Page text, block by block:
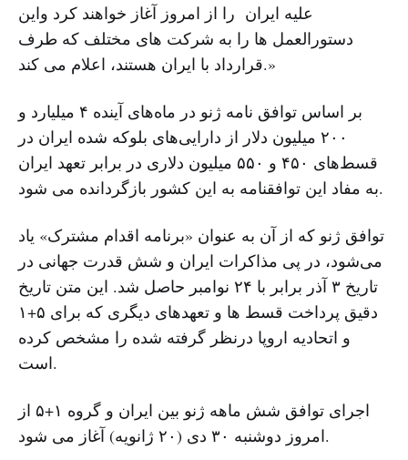
علیه ایران را از امروز آغاز خواهند کرد واین
دستورالعمل ها را به شرکت های مختلف که طرف
قرارداد با ایران هستند، اعلام می کند.»
بر اساس توافق نامه ژنو در ماه‌های آینده ۴ میلیارد و
۲۰۰ میلیون دلار از دارایی‌های بلوکه شده ایران در
قسط‌های ۴۵۰ و ۵۵۰ میلیون دلاری در برابر تعهد ایران
به مفاد این توافقنامه به این کشور بازگردانده می شود.
توافق ژنو که از آن به عنوان «برنامه اقدام مشترک» یاد
می‌شود، در پی مذاکرات ایران و شش قدرت جهانی در
تاریخ ۳ آذر برابر با ۲۴ نوامبر حاصل شد. این متن تاریخ
دقیق پرداخت قسط ها و تعهدهای دیگری که برای ۵+۱
و اتحادیه اروپا درنظر گرفته شده را مشخص کرده
است.
اجرای توافق شش ماهه ژنو بین ایران و گروه ۱+۵ از
امروز دوشنبه ۳۰ دی (۲۰ ژانویه) آغاز می شود.